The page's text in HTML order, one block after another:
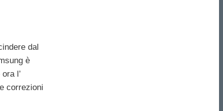
dal
è
l’
correzioni